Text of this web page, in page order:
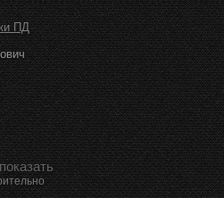
ПД
показать